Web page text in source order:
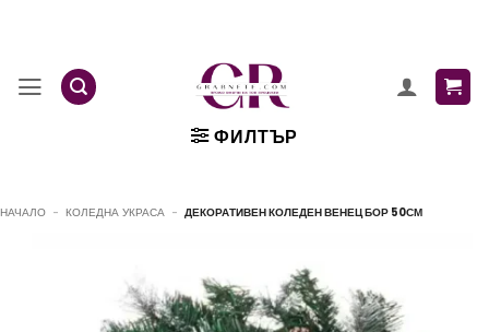
content
ФИЛТЪР
НАЧАЛО - КОЛЕДНА УКРАСА - ДЕКОРАТИВЕН КОЛЕДЕН ВЕНЕЦ БОР 50СМ